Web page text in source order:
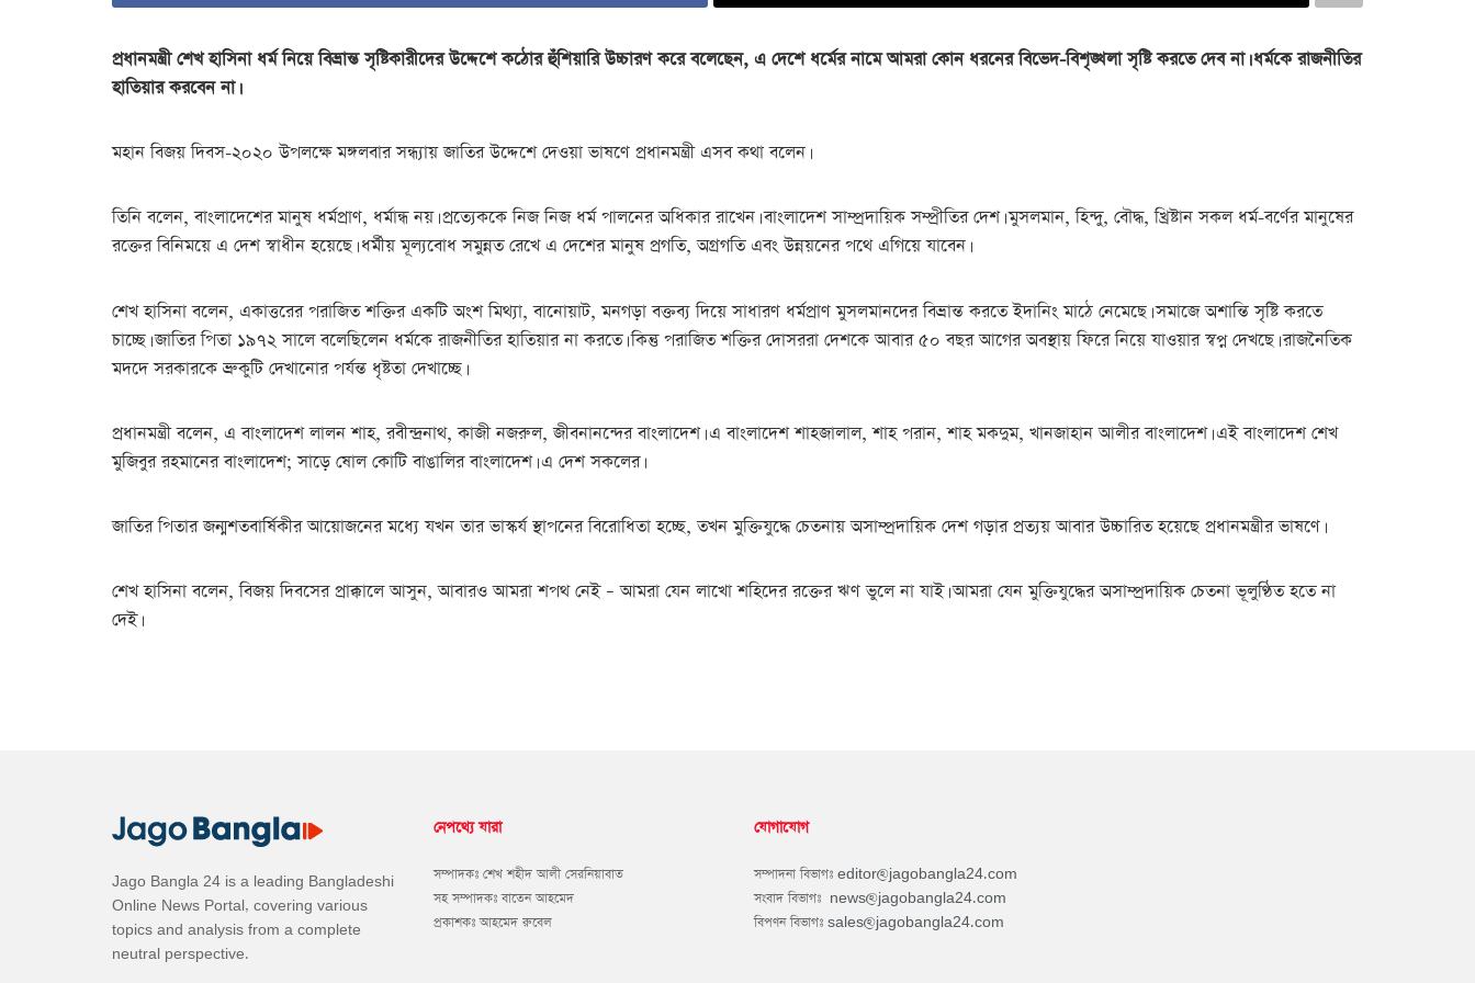
প্রধানমন্ত্রী শেখ হাসিনা ধর্ম নিয়ে বিভ্রান্ত সৃষ্টিকারীদের উদ্দেশে কঠোর হুঁশিয়ারি উচ্চারণ করে বলেছেন, এ দেশে ধর্মের নামে আমরা কোন ধরনের বিভেদ-বিশৃঙ্খলা সৃষ্টি করতে দেব না। ধর্মকে রাজনীতির
হাতিয়ার করবেন না।
মহান বিজয় দিবস-২০২০ উপলক্ষে মঙ্গলবার সন্ধ্যায় জাতির উদ্দেশে দেওয়া ভাষণে প্রধানমন্ত্রী এসব কথা বলেন।
তিনি বলেন, বাংলাদেশের মানুষ ধর্মপ্রাণ, ধর্মান্ধ নয়। প্রত্যেককে নিজ নিজ ধর্ম পালনের অধিকার রাখেন। বাংলাদেশ সাম্প্রদায়িক সম্প্রীতির দেশ। মুসলমান, হিন্দু, বৌদ্ধ, খ্রিষ্টান সকল ধর্ম-বর্ণের মানুষের
রক্তের বিনিময়ে এ দেশ স্বাধীন হয়েছে। ধর্মীয় মূল্যবোধ সমুন্নত রেখে এ দেশের মানুষ প্রগতি, অগ্রগতি এবং উন্নয়নের পথে এগিয়ে যাবেন।
শেখ হাসিনা বলেন, একাত্তরের পরাজিত শক্তির একটি অংশ মিথ্যা, বানোয়াট, মনগড়া বক্তব্য দিয়ে সাধারণ ধর্মপ্রাণ মুসলমানদের বিভ্রান্ত করতে ইদানিং মাঠে নেমেছে। সমাজে অশান্তি সৃষ্টি করতে
চাচ্ছে। জাতির পিতা ১৯৭২ সালে বলেছিলেন ধর্মকে রাজনীতির হাতিয়ার না করতে। কিন্তু পরাজিত শক্তির দোসররা দেশকে আবার ৫০ বছর আগের অবস্থায় ফিরে নিয়ে যাওয়ার স্বপ্ন দেখছে। রাজনৈতিক
মদদে সরকারকে ভ্রুকুটি দেখানোর পর্যন্ত ধৃষ্টতা দেখাচ্ছে।
প্রধানমন্ত্রী বলেন, এ বাংলাদেশ লালন শাহ, রবীন্দ্রনাথ, কাজী নজরুল, জীবনানন্দের বাংলাদেশ। এ বাংলাদেশ শাহজালাল, শাহ পরান, শাহ মকদুম, খানজাহান আলীর বাংলাদেশ। এই বাংলাদেশ শেখ
মুজিবুর রহমানের বাংলাদেশ; সাড়ে ষোল কোটি বাঙালির বাংলাদেশ। এ দেশ সকলের।
জাতির পিতার জন্মশতবার্ষিকীর আয়োজনের মধ্যে যখন তার ভাস্কর্য স্থাপনের বিরোধিতা হচ্ছে, তখন মুক্তিযুদ্ধে চেতনায় অসাম্প্রদায়িক দেশ গড়ার প্রত্যয় আবার উচ্চারিত হয়েছে প্রধানমন্ত্রীর ভাষণে।
শেখ হাসিনা বলেন, বিজয় দিবসের প্রাক্কালে আসুন, আবারও আমরা শপথ নেই – আমরা যেন লাখো শহিদের রক্তের ঋণ ভুলে না যাই। আমরা যেন মুক্তিযুদ্ধের অসাম্প্রদায়িক চেতনা ভূলুণ্ঠিত হতে না
দেই।
Jago Bangla 24 is a leading Bangladeshi
Online News Portal, covering various
topics and analysis from a complete
neutral perspective.
নেপথ্যে যারা
সম্পাদকঃ শেখ শহীদ আলী সেরনিয়াবাত
সহ সম্পাদকঃ বাতেন আহমেদ
প্রকাশকঃ আহমেদ রুবেল
যোগাযোগ
সম্পাদনা বিভাগঃ editor@jagobangla24.com
সংবাদ বিভাগঃ news@jagobangla24.com
বিপণন বিভাগঃ sales@jagobangla24.com